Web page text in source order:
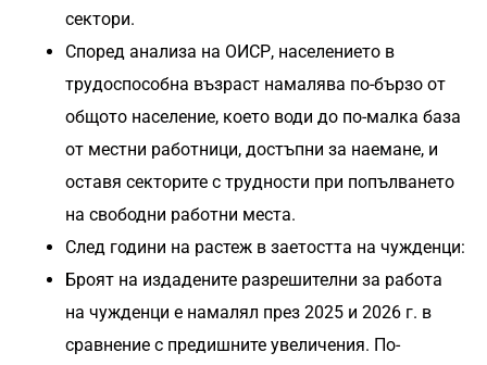
сектори.
Според анализа на ОИСР, населението в
трудоспособна възраст намалява по-бързо от
общото население, което води до по-малка база
от местни работници, достъпни за наемане, и
оставя секторите с трудности при попълването
на свободни работни места.
След години на растеж в заетостта на чужденци:
Броят на издадените разрешителни за работа
на чужденци е намалял през 2025 и 2026 г. в
сравнение с предишните увеличения. По-